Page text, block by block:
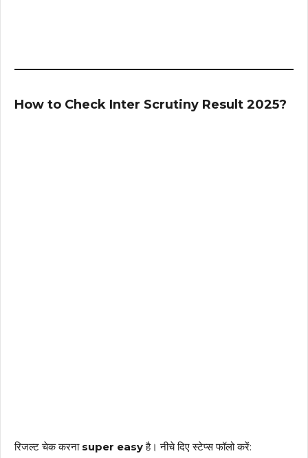
How to Check Inter Scrutiny Result 2025?
रिजल्ट चेक करना super easyहै। नीचे दिए स्टेप्स फॉलो करें: